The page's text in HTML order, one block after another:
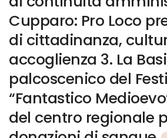
Cupparo: Pro Loco
di cittadinanza,
accoglienza 3. La
palcoscenico del
“Fantastico
del centro regionale